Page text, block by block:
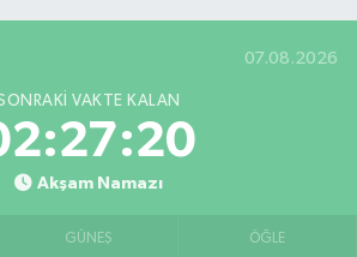
07.08.2026
VAKTE KALAN
Akşam Namazı
GÜNEŞ ÖĞLE